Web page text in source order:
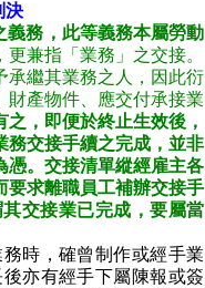
決
義務，此等義務本屬勞動
兼指「業務」之交接。
承繼其業務之人，因此衍
財產物件、應交付承接業
，即便於終止生效後，
務交接手續之完成，並非
憑。交接清單縱經雇主各
要求離職員工補辦交接手
交接業已完成，要屬當
時，確曾制作或經手業
亦有經手下屬陳報或簽